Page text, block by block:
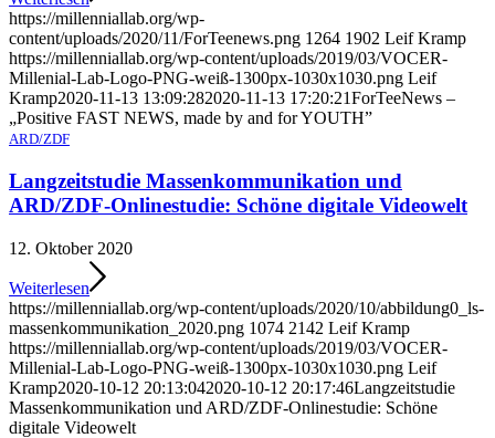
https://millenniallab.org/wp-
content/uploads/2020/11/ForTeenews.png 1264 1902 Leif Kramp
https://millenniallab.org/wp-content/uploads/2019/03/VOCER-
Millenial-Lab-Logo-PNG-weiß-1300px-1030x1030.png Leif
Kramp2020-11-13 13:09:282020-11-13 17:20:21ForTeeNews –
„Positive FAST NEWS, made by and for YOUTH”
ARD/ZDF
Langzeitstudie Massenkommunikation und
ARD/ZDF-Onlinestudie: Schöne digitale Videowelt
12. Oktober 2020
Weiterlesen
https://millenniallab.org/wp-content/uploads/2020/10/abbildung0_ls-
massenkommunikation_2020.png 1074 2142 Leif Kramp
https://millenniallab.org/wp-content/uploads/2019/03/VOCER-
Millenial-Lab-Logo-PNG-weiß-1300px-1030x1030.png Leif
Kramp2020-10-12 20:13:042020-10-12 20:17:46Langzeitstudie
Massenkommunikation und ARD/ZDF-Onlinestudie: Schöne
digitale Videowelt